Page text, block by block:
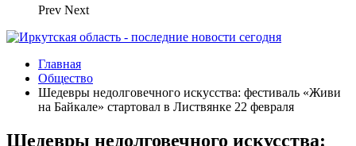
Prev Next
Главная
Общество
Шедевры недолговечного искусства: фестиваль «Живи
на Байкале» стартовал в Листвянке 22 февраля
Шедевры недолговечного искусства: